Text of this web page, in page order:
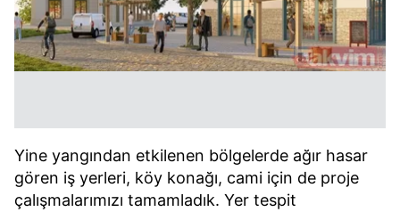
Yine yangından etkilenen bölgelerde ağır hasar
gören iş yerleri, köy konağı, cami için de proje
çalışmalarımızı tamamladık. Yer tespit